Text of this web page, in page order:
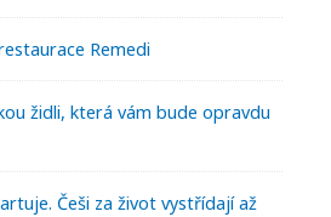
Remedi
židli, která vám bude opravdu
Češi za život vystřídají až